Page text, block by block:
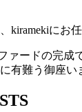
kiramekiにお
ァードの完成
有難う御座い